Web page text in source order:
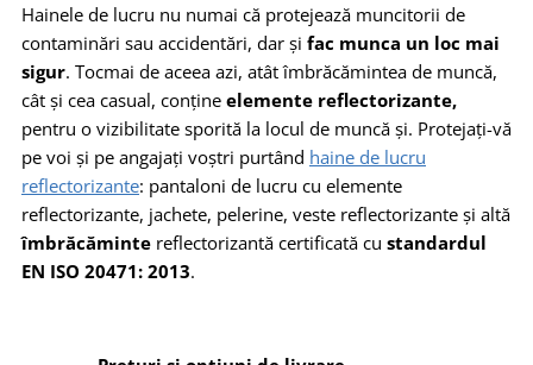
Hainele de lucru nu numai că protejează muncitorii de
contaminări sau accidentări, dar și fac munca un loc mai
sigur. Tocmai de aceea azi, atât îmbrăcămintea de muncă,
cât și cea casual, conține elemente reflectorizante,
pentru o vizibilitate sporită la locul de muncă și. Protejați-vă
pe voi și pe angajați voștri purtând haine de lucru
reflectorizante: pantaloni de lucru cu elemente
reflectorizante, jachete, pelerine, veste reflectorizante și altă
îmbrăcăminte reflectorizantă certificată cu standardul
EN ISO 20471: 2013.